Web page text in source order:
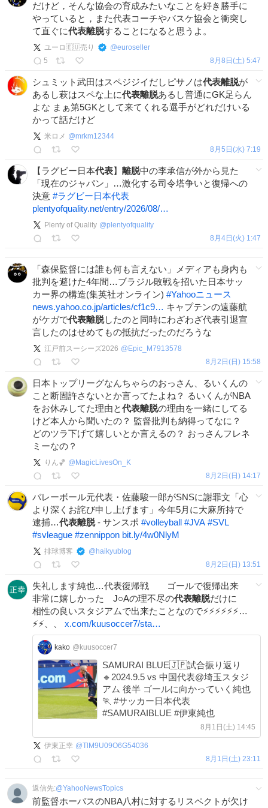
だけど，そんな協会の育成みたいなことを好き勝手に
やっていると，また代表コーチやバスケ協会と衝突し
て直ぐに代表離脱することになると思うよ。
ユーロ🇪🇺売り @euroseller
5
8月8日(土) 5:47
シュミット武田はスペジジイだしピサノは代表離脱が
あるし萩はスペな上に代表離脱あるし普通にGK足らん
よな まぁ第5GKとして来てくれる選手がどれだけいる
かって話だけど
米ロメ @mrkm12344
8月5日(水) 7:19
【ラグビー日本代表】 離脱中の李承信が外から見た
「現在のジャパン」…激化する司令塔争いと復帰への
決意 #ラグビー日本代表
plentyofquality.net/entry/2026/08/…
Plenty of Quality @plentyofquality
8月4日(火) 1:47
「森保監督には誰も何も言えない」メディアも身内も
批判を避けた4年間…ブラジル敗戦を招いた日本サッ
カー界の構造(集英社オンライン) #Yahooニュース
news.yahoo.co.jp/articles/cf1c9… キャプテンの遠藤航
がケガで代表離脱したのと同時にわざわざ代表引退宣
言したのはせめてもの抵抗だったのだろうな
江戸前スーシーズ2026 @ Epic_M7913578
8月2日(日) 15:58
日本トップリーグなんちゃらのおっさん、るいくんの
こと断固許さないとか言ってたよね？ るいくんがNBA
をお休みしてた理由と代表離脱の理由を一緒にしてる
けど本人から聞いたの？ 監督批判も納得ってなに？
どのツラ下げて嬉しいとか言えるの？ おっさんフレネ
ミーなの？
りん🏀 @ MagicLivesOn_K
8月2日(日) 14:17
バレーボール元代表・佐藤駿一郎がSNSに謝罪文「心
より深くお詫び申し上げます」今年5月に大麻所持で
逮捕…代表離脱- サンスポ #volleyball #JVA #SVL
#svleague #zennippon bit.ly/4w0NlyM
排球博客 @ haikyublog
8月2日(日) 13:51
失礼します純也…代表復帰戦 ゴールで復帰出来
非常に嬉しかった J○Aの理不尽の代表離脱だけに
相性の良いスタジアムで出来たことなので⚡⚡⚡⚡⚡⚡…
⚡⚡、、 x.com/kuusoccer7/sta…
kako @kuusoccer7
SAMURAI BLUE🇯🇵試合振り返り
🔹2024.9.5 vs 中国代表@埼玉スタジ
アム 後半 ゴールに向かっていく純也
🏃 #サッカー日本代表
#SAMURAIBLUE #伊東純也
8月1日(土) 14:45
伊東正幸 @TlM9U09O6G54036
8月1日(土) 23:11
返信先:@YahooNewsTopics
前監督ホーバスのNBA八村に対するリスペクトが欠け